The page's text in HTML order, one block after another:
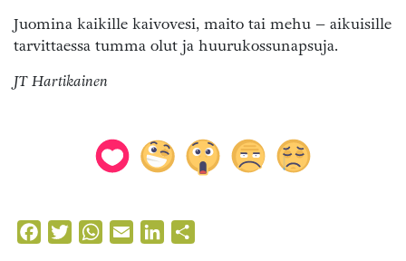
Juomina kaikille kaivovesi, maito tai mehu – aikuisille
tarvittaessa tumma olut ja huurukossunapsuja.
JT Hartikainen
FacebookTwitterWhatsApp
Email LinkedIn